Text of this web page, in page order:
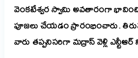
వెంకటేశ్వర స్వామి అవతారంగా
పూజలు చేయడం ప్రారంభించారు.
వారు తప్పనిసరిగా మద్రాస్ వెళ్లి